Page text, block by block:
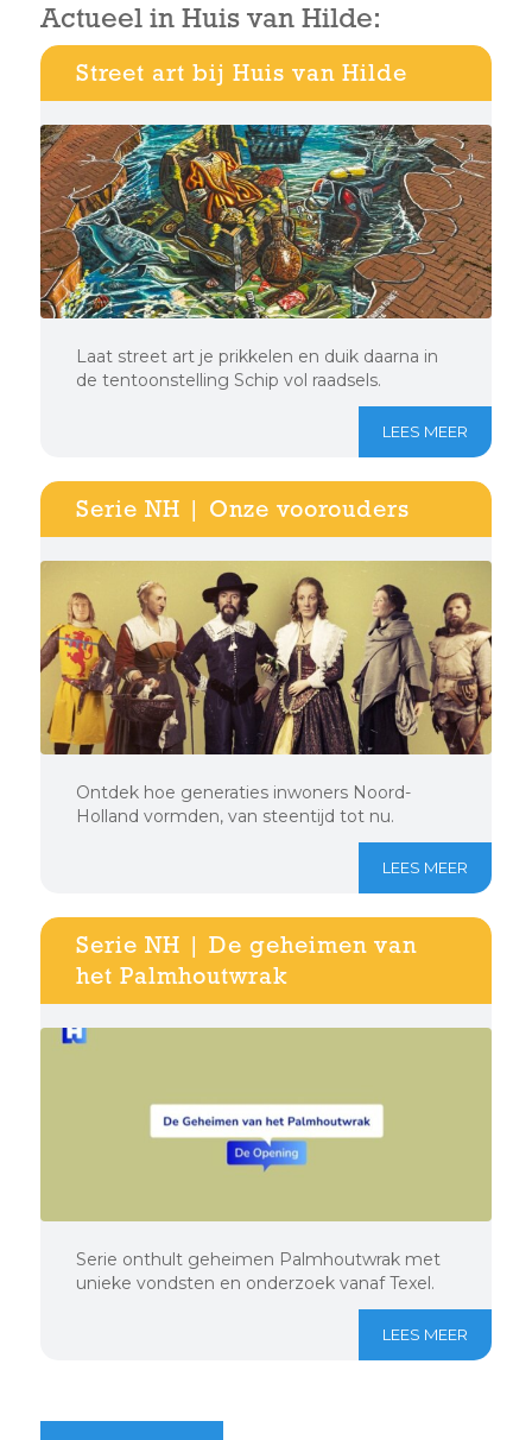
Actueel in Huis van Hilde:
Street art bij Huis van Hilde
Laat street art je prikkelen en duik daarna in
de tentoonstelling Schip vol raadsels.
LEES MEER
Serie NH | Onze voorouders
Ontdek hoe generaties inwoners Noord-
Holland vormden, van steentijd tot nu.
LEES MEER
Serie NH | De geheimen van
het Palmhoutwrak
Serie onthult geheimen Palmhoutwrak met
unieke vondsten en onderzoek vanaf Texel.
LEES MEER